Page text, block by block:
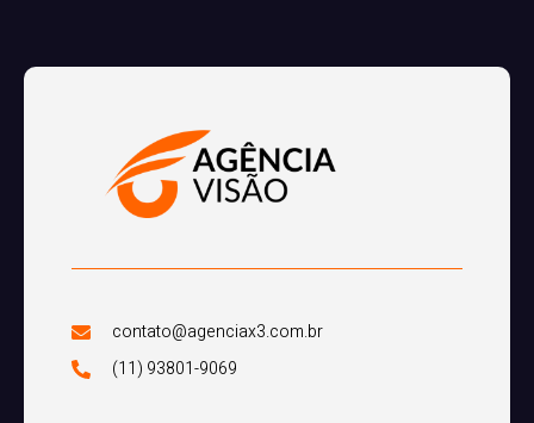
contato@agenciax3.com.br
(11) 93801-9069